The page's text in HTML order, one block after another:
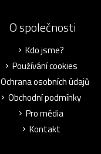
O společnosti
Kdo jsme?
Používání cookies
Ochrana osobních údajů
Obchodní podmínky
Pro média
Kontakt